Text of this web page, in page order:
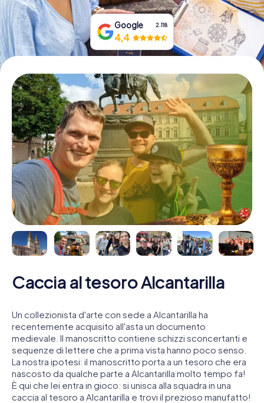
Google 2.118
4,4
Caccia al tesoro Alcantarilla
Un collezionista d'arte con sede a Alcantarilla ha
recentemente acquisito all'asta un documento
medievale. Il manoscritto contiene schizzi sconcertanti e
sequenze di lettere che a prima vista hanno poco senso.
La nostra ipotesi: il manoscritto porta a un tesoro che era
nascosto da qualche parte a Alcantarilla molto tempo fa!
È qui che lei entra in gioco: si unisca alla squadra in una
caccia al tesoro a Alcantarilla e trovi il prezioso manufatto!